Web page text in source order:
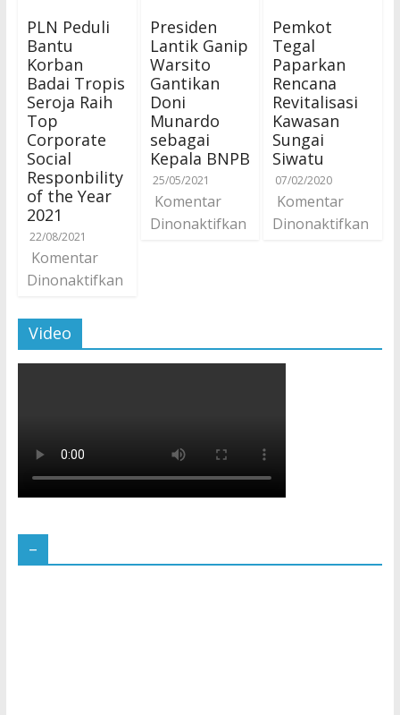
PLN Peduli
Bantu
Korban
Badai Tropis
Seroja Raih
Top
Corporate
Social
Responbility
of the Year
2021
22/08/2021
Komentar
Dinonaktifkan
Presiden
Lantik Ganip
Warsito
Gantikan
Doni
Munardo
sebagai
Kepala BNPB
25/05/2021
Komentar
Dinonaktifkan
Pemkot
Tegal
Paparkan
Rencana
Revitalisasi
Kawasan
Sungai
Siwatu
07/02/2020
Komentar
Dinonaktifkan
Video
–